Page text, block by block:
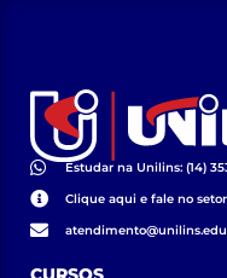
Estudar na Unilins: (14)
Clique aqui e fale no